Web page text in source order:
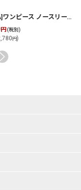
[P269A007] [PINETA]ワンピース ノースリーブワンピース
円 (税別)
円)